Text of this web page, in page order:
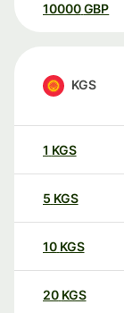
10000 GBP
KGS
1 KGS
5 KGS
10 KGS
20 KGS